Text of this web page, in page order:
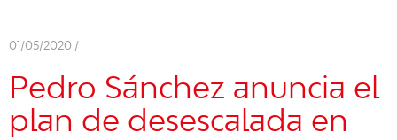
01/05/2020 /
Pedro Sánchez anuncia el
plan de desescalada en